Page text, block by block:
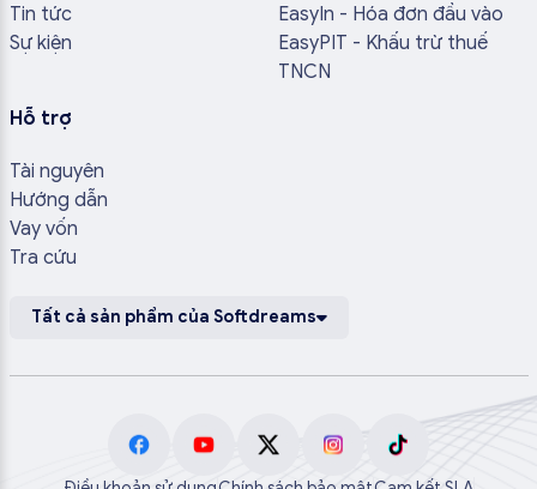
Tin tức
Sự kiện
EasyIn - Hóa đơn đầu vào
EasyPIT - Khấu trừ thuế
TNCN
Hỗ trợ
Tài nguyên
Hướng dẫn
Vay vốn
Tra cứu
Tất cả sản phẩm của Softdreams